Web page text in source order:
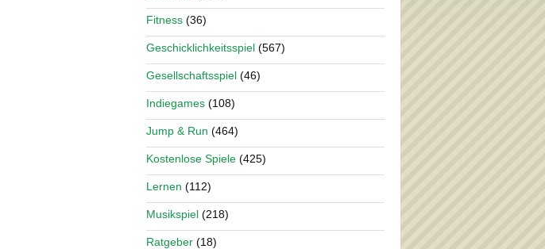
Fitness (36)
Geschicklichkeitsspiel (567)
Gesellschaftsspiel (46)
Indiegames (108)
Jump & Run (464)
Kostenlose Spiele (425)
Lernen (112)
Musikspiel (218)
Ratgeber (18)